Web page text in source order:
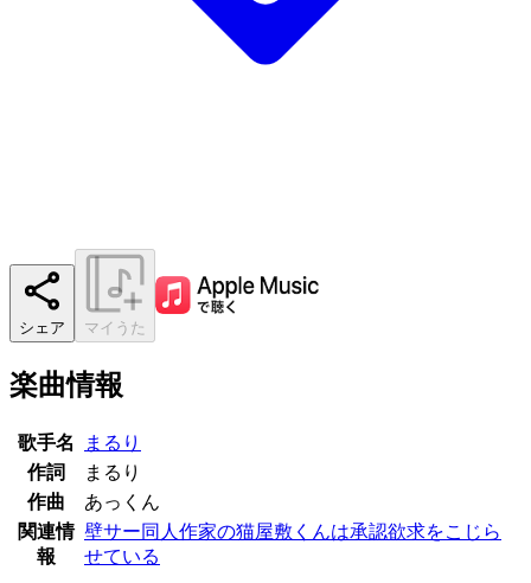
シェア マイうた
楽曲情報
歌手名
まるり
作詞
まるり
作曲
あっくん
関連情
報
壁サー同人作家の猫屋敷くんは承認欲求をこじら
せている